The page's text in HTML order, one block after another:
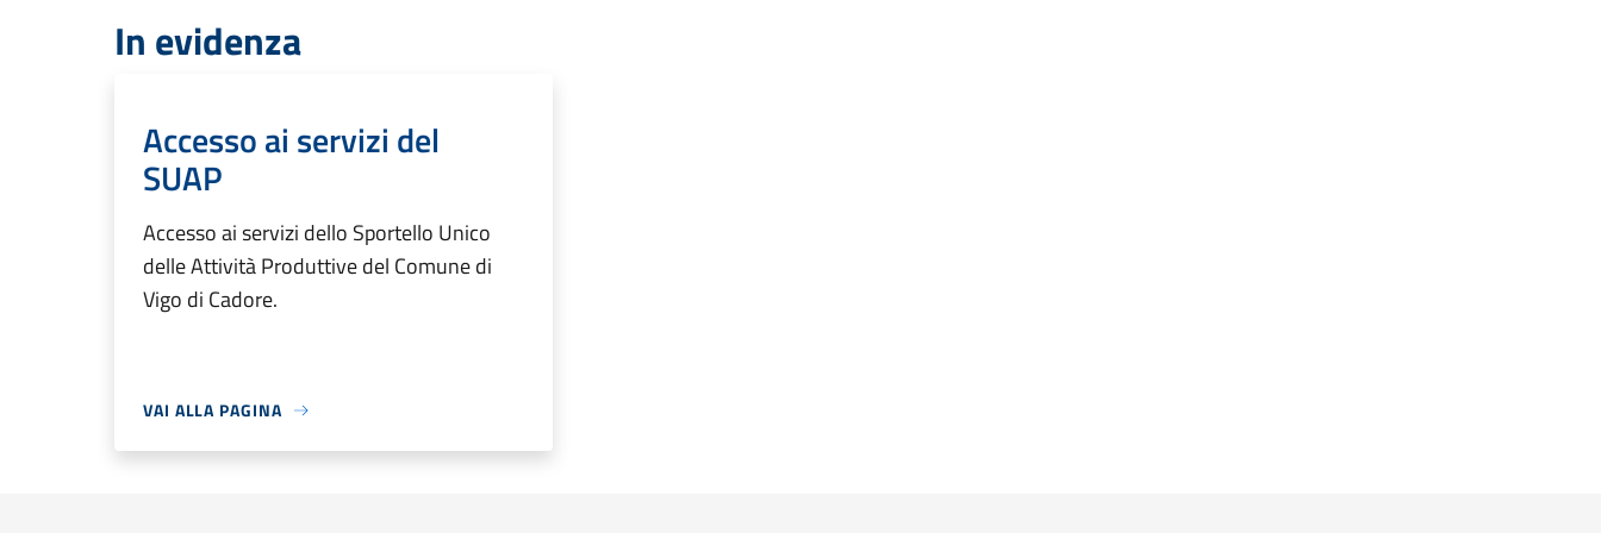
In evidenza
Accesso ai servizi del
SUAP
Accesso ai servizi dello Sportello Unico
delle Attività Produttive del Comune di
Vigo di Cadore.
VAI ALLA PAGINA